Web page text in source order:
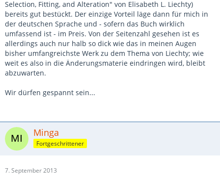
Selection, Fitting, and Alteration" von Elisabeth L. Liechty)
bereits gut bestückt. Der einzige Vorteil läge dann für mich in
der deutschen Sprache und - sofern das Buch wirklich
umfassend ist - im Preis. Von der Seitenzahl gesehen ist es
allerdings auch nur halb so dick wie das in meinen Augen
bisher umfangreichste Werk zu dem Thema von Liechty; wie
weit es also in die Änderungsmaterie eindringen wird, bleibt
abzuwarten.
Wir dürfen gespannt sein...
Minga
Fortgeschrittener
7. September 2013